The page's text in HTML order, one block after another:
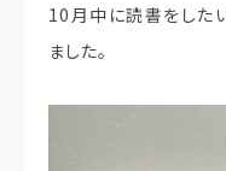
10月中に読書をした
ました。